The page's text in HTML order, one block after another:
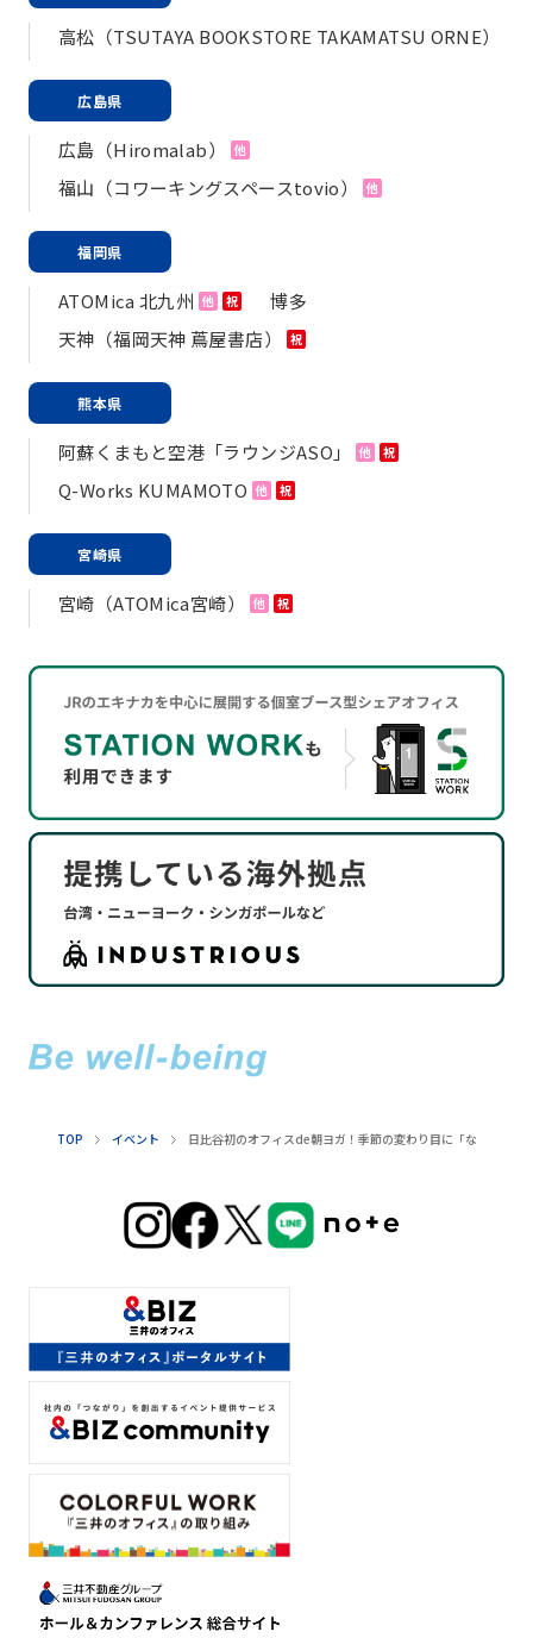
高松（TSUTAYA BOOKSTORE TAKAMATSU ORNE）
広島県
広島（Hiromalab） 他
福山（コワーキングスペースtovio） 他
福岡県
ATOMica 北九州 他 祝
博多
天神（福岡天神 蔦屋書店）
祝
熊本県
阿蘇くまもと空港「ラウンジASO」 他 祝
Q-Works KUMAMOTO 他 祝
宮崎県
宮崎（ATOMica宮崎） 他 祝
TOP イベント 日比谷初のオフィスde朝ヨガ！季節の変わり目に「なんとなく